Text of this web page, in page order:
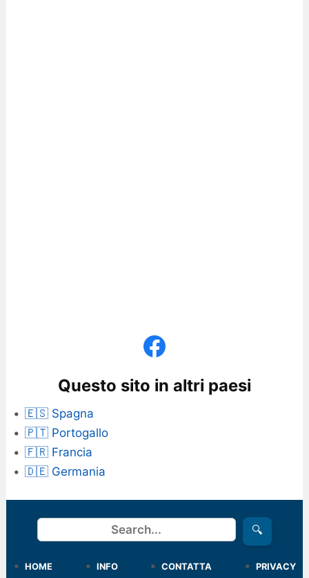
Questo sito in altri paesi
🇪🇸 Spagna
🇵🇹 Portogallo
🇫🇷 Francia
🇩🇪 Germania
Cerca 🔍
HOME INFO CONTATTA PRIVACY